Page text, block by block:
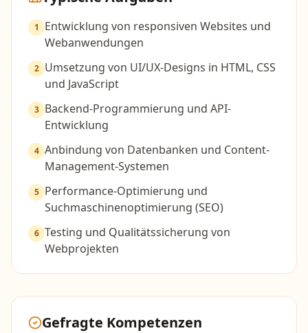
1
Entwicklung von responsiven Websites und
Webanwendungen
2 Umsetzung von UI/UX-Designs in HTML, CSS
und JavaScript
3 Backend-Programmierung und API-
Entwicklung
4 Anbindung von Datenbanken und Content-
Management-Systemen
5 Performance-Optimierung und
Suchmaschinenoptimierung (SEO)
6 Testing und Qualitätssicherung von
Webprojekten
Gefragte Kompetenzen